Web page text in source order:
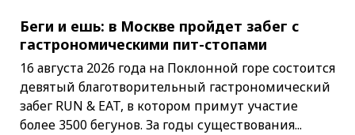
Беги и ешь: в Москве пройдет забег с
гастрономическими пит-стопами
16 августа 2026 года на Поклонной горе состоится
девятый благотворительный гастрономический
забег RUN & EAT, в котором примут участие
более 3500 бегунов. За годы существования...